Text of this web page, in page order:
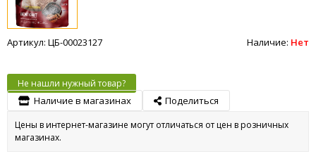
Артикул: ЦБ-00023127 Наличие: Нет
Не нашли нужный товар?
Наличие в магазинах Поделиться
Цены в интернет-магазине могут отличаться от цен в розничных
магазинах.